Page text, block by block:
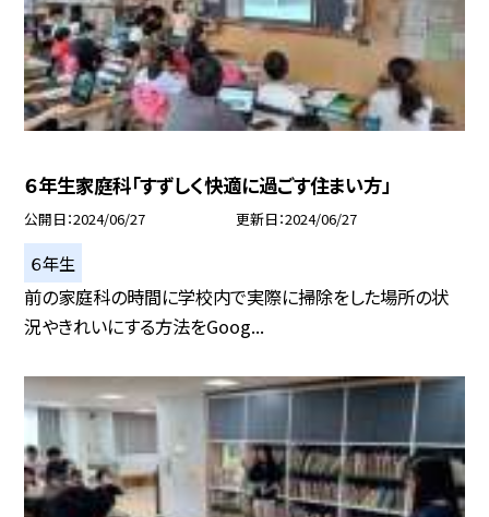
６年生家庭科「すずしく快適に過ごす住まい方」
公開日 2024/06/27 更新日 2024/06/27
６年生
前の家庭科の時間に学校内で実際に掃除をした場所の状
況やきれいにする方法をGoog...